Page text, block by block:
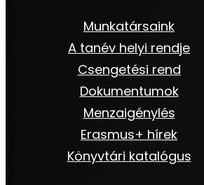
Munkatársaink
A tanév helyi rendje
Csengetési rend
Dokumentumok
Menzaigénylés
Erasmus+ hírek
Könyvtári katalógus